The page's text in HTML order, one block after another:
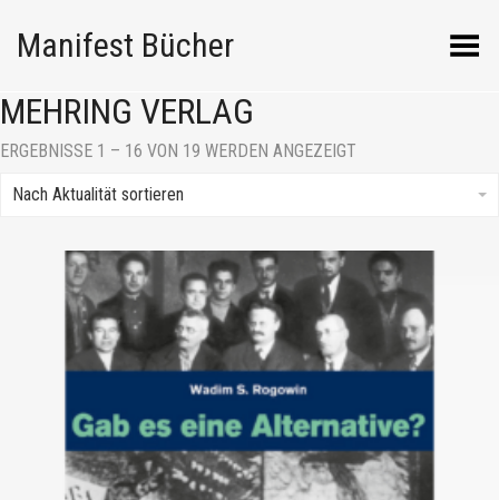
Manifest Bücher Menü umschalten
MEHRING VERLAG
ERGEBNISSE 1 – 16 VON 19 WERDEN ANGEZEIGT
Nach Aktualität sortieren